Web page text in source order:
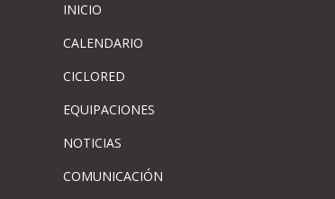
INICIO
CALENDARIO
CICLORED
EQUIPACIONES
NOTICIAS
COMUNICACIÓN